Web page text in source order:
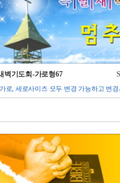
벽기도회-가로형67
로, 세로사이즈 모두 변경 가능하고 변